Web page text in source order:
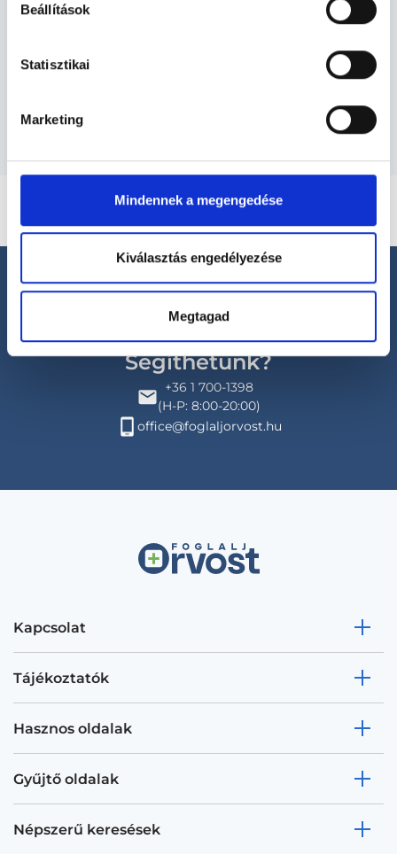
Beállítások
Statisztikai
Marketing
Mindennek a megengedése
Kiválasztás engedélyezése
Megtagad
Segíthetünk?
+36 1 700-1398
(H-P: 8:00-20:00)
office@foglaljorvost.hu
Kapcsolat
Tájékoztatók
Hasznos oldalak
Gyűjtő oldalak
Népszerű keresések